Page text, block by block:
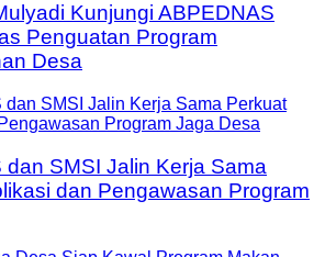
Kunjungi ABPEDNAS
Penguatan Program
Desa
dan SMSI Jalin Kerja Sama
dan Pengawasan Program